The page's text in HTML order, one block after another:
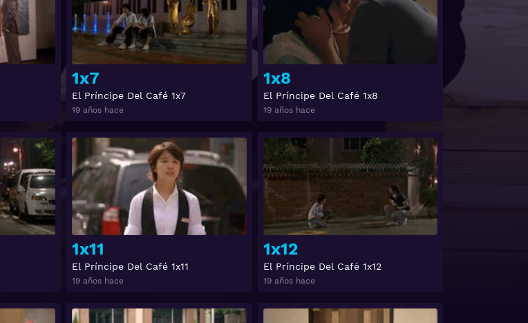
1x7
El Príncipe Del Café 1x7
19 años hace
1x8
El Príncipe Del Café 1x8
19 años hace
1x11
El Príncipe Del Café 1x11
19 años hace
1x12
El Príncipe Del Café 1x12
19 años hace